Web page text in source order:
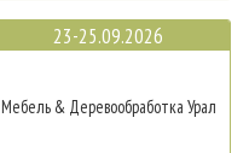
23-25.09.2026
Мебель & Деревообработка Урал